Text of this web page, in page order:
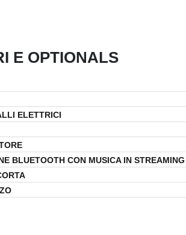
E OPTIONALS
ELETTRICI
BLUETOOTH CON MUSICA IN STREAMING